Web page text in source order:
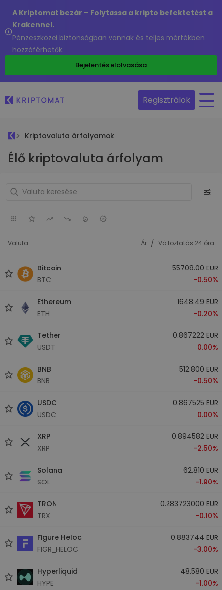
A Kriptomat bezár – Folytassa a kripto befektetést a
Krakennel.
Pénzeszközei biztonságban vannak és teljes mértékben
hozzáférhetők.
Bejelentés elolvasása
Regisztrálok
Kriptovaluta árfolyamok
Élő kriptovaluta árfolyam
Valuta Ár / Változtatás 24 óra
Bitcoin
BTC
55708.00 EUR
-0.50%
Ethereum
ETH
1648.49 EUR
-0.20%
Tether
USDT
0.867222 EUR
0.00%
BNB
BNB
512.800 EUR
-0.50%
USDC
USDC
0.867525 EUR
0.00%
XRP
XRP
0.894582 EUR
-2.50%
Solana
SOL
62.810 EUR
-1.90%
TRON
TRX
0.283723000 EUR
-0.10%
Figure Heloc
FIGR_HELOC
0.883744 EUR
-3.00%
Hyperliquid
HYPE
48.580 EUR
-1.00%